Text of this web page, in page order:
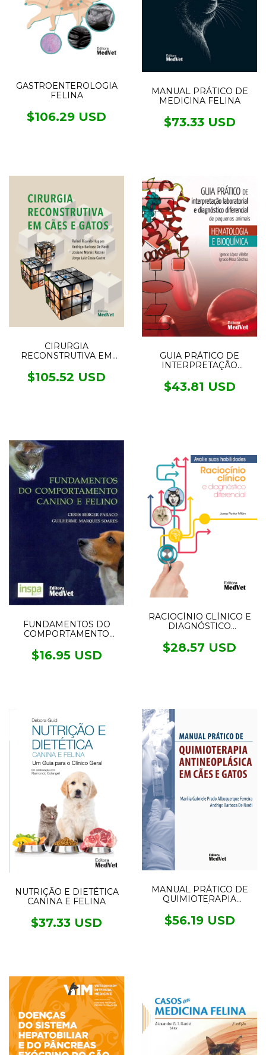
GASTROENTEROLOGIA
FELINA
$106.29 USD
MANUAL PRÁTICO DE
MEDICINA FELINA
$73.33 USD
CIRURGIA
RECONSTRUTIVA EM
$105.52 USD
GUIA PRÁTICO DE
INTERPRETAÇÃO
DIAGNÓSTICO
DIFERENCIAL DE
$43.81 USD
FUNDAMENTOS DO
COMPORTAMENTO
$16.95 USD
RACIOCÍNIO CLÍNICO E
DIAGNÓSTICO
$28.57 USD
NUTRIÇÃO E DIETÉTICA
CANINA E FELINA
$37.33 USD
MANUAL PRÁTICO DE
QUIMIOTERAPIA
CÃES E GATOS
$56.19 USD